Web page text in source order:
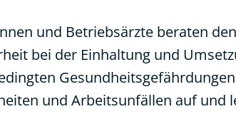
und Betriebsärzte beraten
bei der Einhaltung und
und Arbeitsunfällen auf und